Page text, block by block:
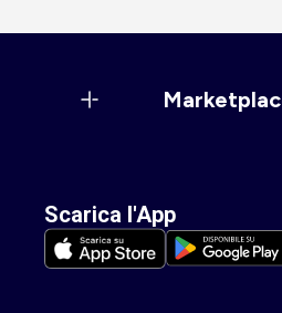
Scarica l'App